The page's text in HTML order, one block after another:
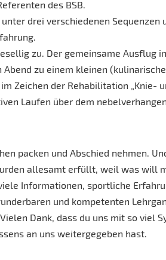
des BSB.
drei verschiedenen Sequenzen
zu. Der gemeinsame Ausflug
zu einem kleinen
Zeichen der Rehabilitation „Knie-
Laufen über dem
packen und Abschied nehmen.
allesamt erfüllt, weil was will
Informationen, sportliche
und kompetenten
Dank, dass du uns mit so viel
an uns weitergegeben hast.